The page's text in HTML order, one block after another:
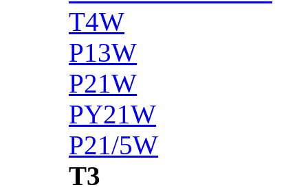
T4W
P13W
P21W
PY21W
P21/5W
T3